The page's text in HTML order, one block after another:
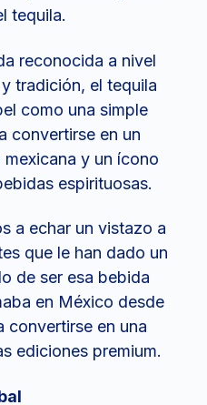
tequila.
reconocida a nivel
tradición, el tequila
como una simple
convertirse en un
y un ícono
espirituosas.
a echar un vistazo a
que le han dado un
de ser esa bebida
en México desde
convertirse en una
ediciones premium.